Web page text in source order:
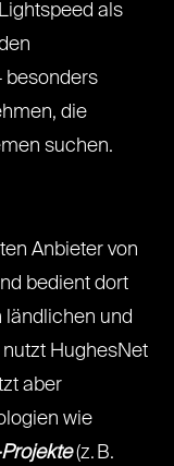
als
besonders
die
suchen.
Anbieter von
bedient dort
ländlichen und
HughesNet
aber
wie
(z. B.